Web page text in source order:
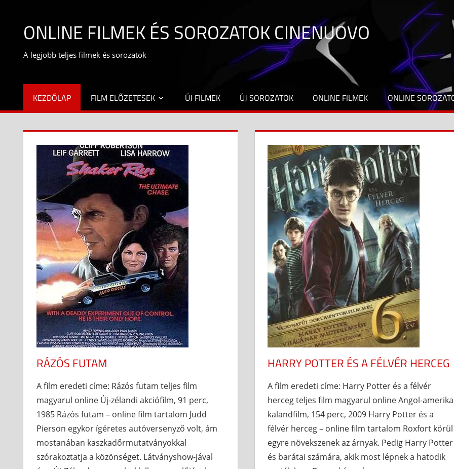
contentONLINE FILMEK ÉS SOROZATOK CINENUOVO
A legjobb teljes filmek és sorozatok
KEZDŐLAP FILM ELŐZETESEK ÚJ FILMEK ÚJ SOROZATOK ONLINE FILMEK ONLINE
RÁZÓS FUTAM
A film eredeti címe: Rázós futam teljes film
magyarul online Új-zélandi akciófilm, 91 perc,
1985 Rázós futam – online film tartalom Judd
Pierson egykor ígéretes autóversenyző volt, ám
mostanában kaszkadőrmutatványokkal
szórakoztatja a közönséget. Látványshow-jával
HARRY POTTER ÉS A FÉLVÉR HERCEG
A film eredeti címe: Harry Potter és a félvér
herceg teljes film magyarul online Angol-
kalandfilm, 154 perc, 2009 Harry Potter és a
félvér herceg – online film tartalom Roxfort körül
egyre növekszenek az árnyak. Pedig Harry Potter
és barátai számára, akik most lépnek a hatodik